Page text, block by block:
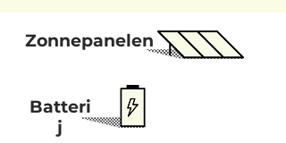
Zonnepanelen
Batteri
j